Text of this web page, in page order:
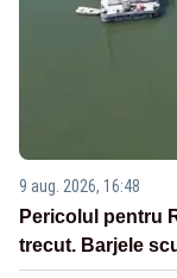
9 aug. 2026, 16:48
Pericolul pentru
trecut. Barjele